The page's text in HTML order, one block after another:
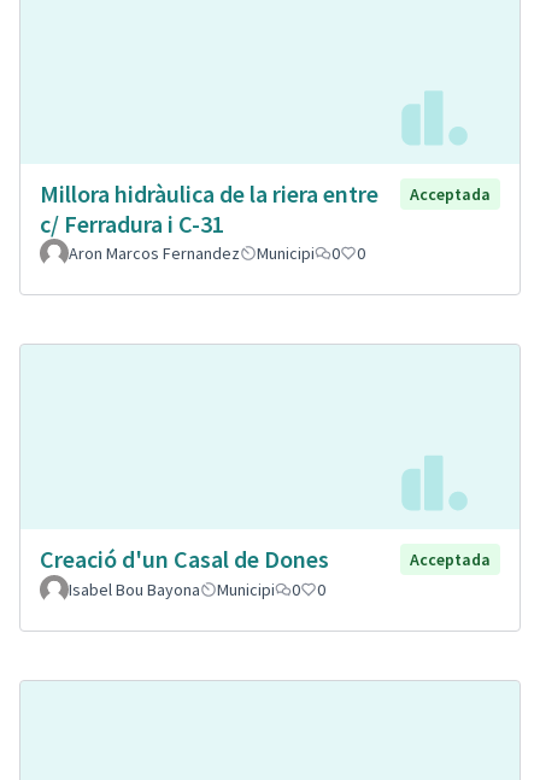
Millora hidràulica de la riera entre
c/ Ferradura i C-31
Acceptada
Aron Marcos Fernandez Municipi 0 0
Creació d'un Casal de Dones
Acceptada
Isabel Bou Bayona
Municipi 0 0